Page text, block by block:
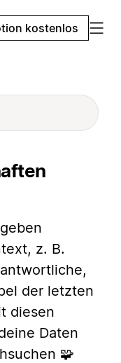
kostenlos
z. B.
der letzten
diesen
Daten
🧩